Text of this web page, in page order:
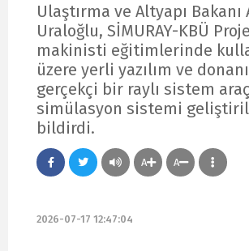
Ulaştırma ve Altyapı
Uraloğlu, SİMURAY-KBÜ
makinisti eğitimlerinde
üzere yerli yazılım ve
gerçekçi bir raylı sistem
simülasyon sistemi
bildirdi.
A A
2026-07-17 12:47:04